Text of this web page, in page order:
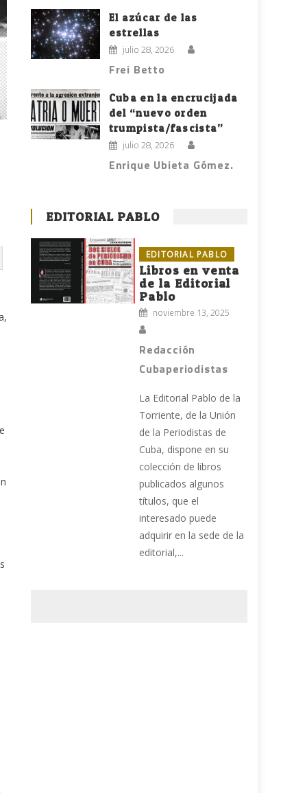
El azúcar de las
estrellas
julio 28, 2026
Frei Betto
Cuba en la encrucijada
del “nuevo orden
trumpista/fascista”
julio 28, 2026
Enrique Ubieta Gómez.
EDITORIAL PABLO
EDITORIAL PABLO
Libros en venta
de la Editorial
Pablo
noviembre 13, 2025
Redacción
Cubaperiodistas
La Editorial Pablo de la
Torriente, de la Unión
de la Periodistas de
Cuba, dispone en su
colección de libros
publicados algunos
títulos, que el
interesado puede
adquirir en la sede de la
editorial,...